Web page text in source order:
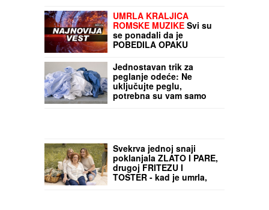
SASLUŠAN "BEOGRADSKI FANTOM"
kako je upadao u automobile, tužilaštvo
otkrilo šemu: U jednim kolima je izveo
NEVIĐENU PREVARU
se ponadali da je
POBEDILA OPAKU
BOLEST, ali se strašna
dijagnoza vratila i odnela
Jednostavan trik za